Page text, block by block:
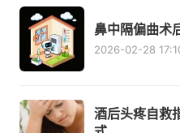
鼻中隔偏曲术
2026-02-28
酒后头疼自救